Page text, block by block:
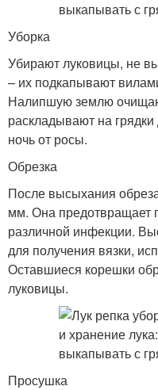
Уборка
Убирают луковицы, не
– их подкапывают
Налипшую землю
раскладывают на
ночь от росы.
Обрезка
После высыхания
мм. Она предотвращает
различной инфекции.
для получения вязки,
Оставшиеся корешки
луковицы.
Просушка